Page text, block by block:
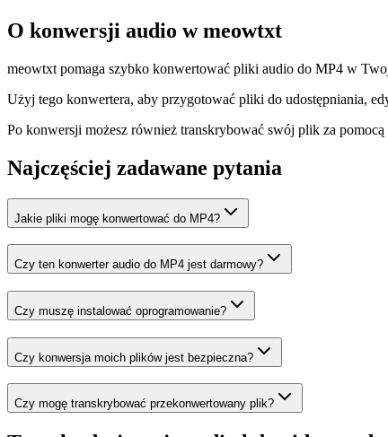
O konwersji audio w meowtxt
meowtxt pomaga szybko konwertować pliki audio do MP4 w
Użyj tego konwertera, aby przygotować pliki do udostępniania,
Po konwersji możesz również transkrybować swój plik za
Najczęściej zadawane pytania
Jakie pliki mogę konwertować do MP4?
Czy ten konwerter audio do MP4 jest darmowy?
Czy muszę instalować oprogramowanie?
Czy konwersja moich plików jest bezpieczna?
Czy mogę transkrybować przekonwertowany plik?